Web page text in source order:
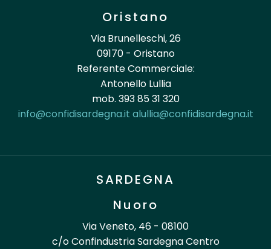
Oristano
Via Brunelleschi, 26
09170 - Oristano
Referente Commerciale:
Antonello Lullia
mob. 393 85 31 320
info@confidisardegna.it alullia@confidisardegna.it
SARDEGNA
Nuoro
Via Veneto, 46 - 08100
c/o Confindustria Sardegna Centro